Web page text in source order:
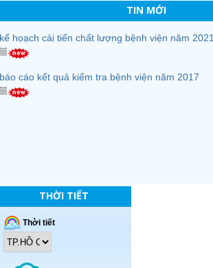
TIN MỚI
kế hoạch cải tiến chất lượng bệnh viện năm 2021
báo cáo kết quả kiểm tra bệnh viện năm 2017
THỜI TIẾT